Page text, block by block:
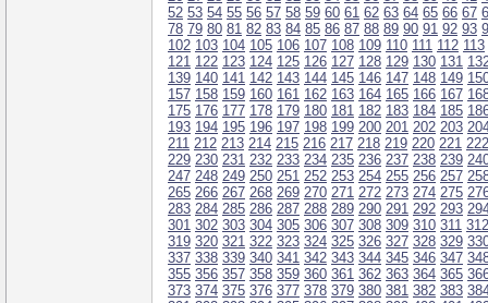
52 53 54 55 56 57 58 59 60 61 62 63 64 65 66 67
78 79 80 81 82 83 84 85 86 87 88 89 90 91 92 93
102 103 104 105 106 107 108 109 110 111 112 113
121 122 123 124 125 126 127 128 129 130 131
139 140 141 142 143 144 145 146 147 148 149
157 158 159 160 161 162 163 164 165 166 167
175 176 177 178 179 180 181 182 183 184 185
193 194 195 196 197 198 199 200 201 202 203
211 212 213 214 215 216 217 218 219 220 221 222
229 230 231 232 233 234 235 236 237 238 239
247 248 249 250 251 252 253 254 255 256 257
265 266 267 268 269 270 271 272 273 274 275
283 284 285 286 287 288 289 290 291 292 293
301 302 303 304 305 306 307 308 309 310 311 312
319 320 321 322 323 324 325 326 327 328 329
337 338 339 340 341 342 343 344 345 346 347
355 356 357 358 359 360 361 362 363 364 365
373 374 375 376 377 378 379 380 381 382 383